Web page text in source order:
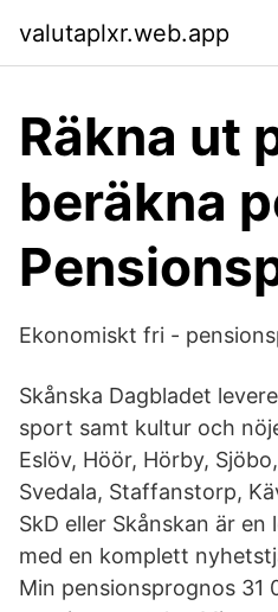
valutaplxr.web.app
Räkna ut
beräkna
Ekonomiskt fri -
Skånska Dagbladet
sport samt kultur och
Eslöv, Höör, Hörby,
Svedala, Staffanstorp,
SkD eller Skånskan är
med en komplett
Min pensionsprognos 31